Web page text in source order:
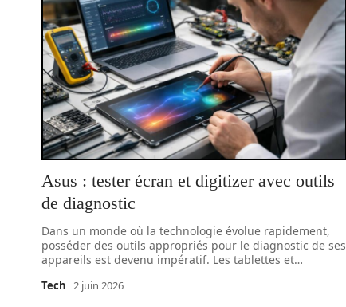
Asus : tester écran et digitizer avec outils
de diagnostic
Dans un monde où la technologie évolue rapidement,
posséder des outils appropriés pour le diagnostic de ses
appareils est devenu impératif. Les tablettes et…
Tech 2 juin 2026